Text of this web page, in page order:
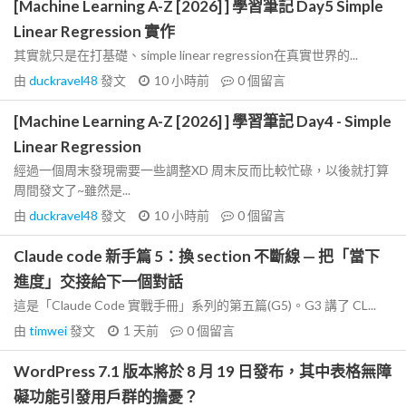
[Machine Learning A-Z [2026] ] 學習筆記 Day5 Simple
Linear Regression 實作
其實就只是在打基礎、simple linear regression在真實世界的...
由 duckravel48 發文 10 小時前 0個留言
[Machine Learning A-Z [2026] ] 學習筆記 Day4 - Simple
Linear Regression
經過一個周末發現需要一些調整XD 周末反而比較忙碌，以後就打算
周間發文了~雖然是...
由 duckravel48 發文 10 小時前 0個留言
Claude code 新手篇 5：換 section 不斷線 — 把「當下
進度」交接給下一個對話
這是「Claude Code 實戰手冊」系列的第五篇(G5)。G3 講了 CL...
由 timwei發文 1 天前 0個留言
WordPress 7.1 版本將於 8 月 19 日發布，其中表格無障
礙功能引發用戶群的擔憂？